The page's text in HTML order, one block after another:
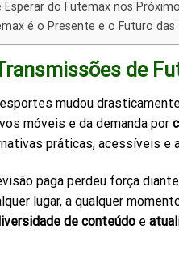
Esperar do Futemax nos
é o Presente e o Futuro
de
mudou
móveis e da demanda por
práticas, acessíveis e
paga perdeu força
lugar, a qualquer
de conteúdo e